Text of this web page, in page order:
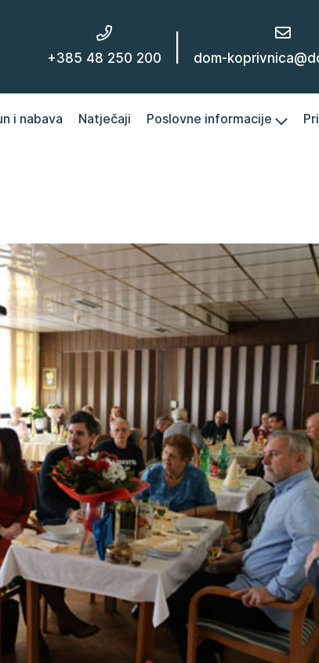
+385 48 250 200 dom-
i nabava Natječaji Poslovne informacije